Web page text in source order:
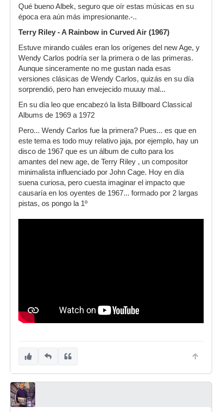
Qué bueno Albek, seguro que oír estas músicas en su
época era aún más impresionante.-..
Terry Riley - A Rainbow in Curved Air (1967)
Estuve mirando cuáles eran los orígenes del new Age, y
Wendy Carlos podría ser la primera o de las primeras.
Aunque sinceramente no me gustan nada esas
versiones clásicas de Wendy Carlos, quizás en su día
sorprendió, pero han envejecido muuuy mal...
En su día leo que encabezó la lista Billboard Classical
Albums de 1969 a 1972
Pero... Wendy Carlos fue la primera? Pues... es que en
este tema es todo muy relativo jaja, por ejemplo, hay un
disco de 1967 que es un álbum de culto para los
amantes del new age, de Terry Riley , un compositor
minimalista influenciado por John Cage. Hoy en día
suena curiosa, pero cuesta imaginar el impacto que
causaría en los oyentes de 1967... formado por 2 largas
pistas, os pongo la 1º